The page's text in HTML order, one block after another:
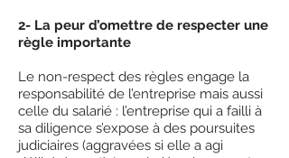
2- La peur d’omettre de respecter une
règle importante
Le non-respect des règles engage la
responsabilité de l’entreprise mais aussi
celle du salarié : l’entreprise qui a failli à
sa diligence s’expose à des poursuites
judiciaires (aggravées si elle a agi